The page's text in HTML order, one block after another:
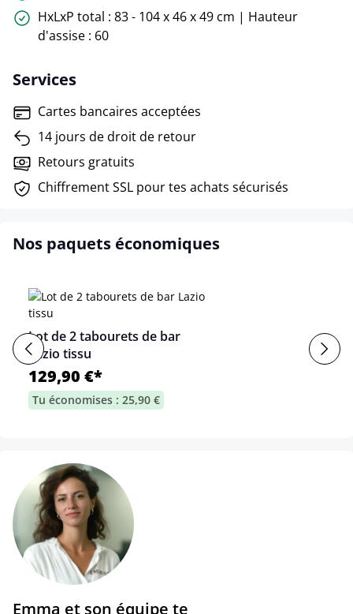
HxLxP total : 83 - 104 x 46 x 49 cm | Hauteur
d'assise : 60
Services
Cartes bancaires acceptées
14 jours de droit de retour
Retours gratuits
Chiffrement SSL pour tes achats sécurisés
Nos paquets économiques
Lot de 2 tabourets de bar
Lazio tissu
129,90 €*
Tu économises : 25,90 €
Emma et son équipe te